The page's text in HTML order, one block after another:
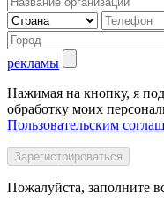
рекламы
Нажимая на кнопку, я
обработку моих
Пользовательским
Пожалуйста, заполните